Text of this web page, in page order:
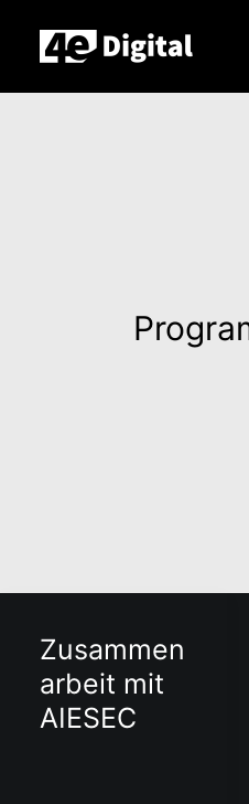
Zusammen
arbeit mit
AIESEC